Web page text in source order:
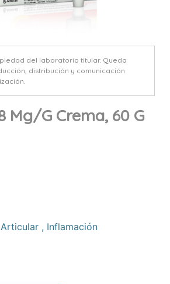
del laboratorio titular. Queda
distribución y comunicación
Mg/g Crema, 60 G
, Inflamación